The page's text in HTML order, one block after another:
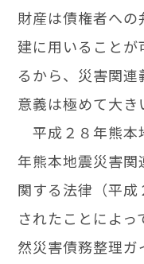
財産は債権者へ
建に用いること
るから、災害関
意義は極めて大き
平成２８年熊本
年熊本地震災害
関する法律（平
されたことによ
然災害債務整理